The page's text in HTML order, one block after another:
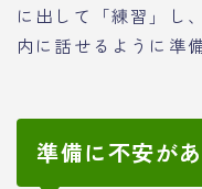
に出して「練習」し
内に話せるように準
準備に不安が